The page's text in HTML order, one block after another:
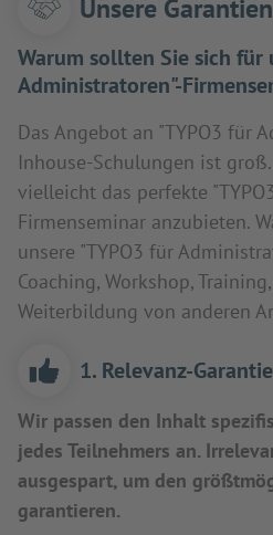
Unsere Garantien
Warum sollten Sie sich für
Administratoren"-
Das Angebot an "TYPO3 für
Inhouse-Schulungen ist
vielleicht das perfekte
Firmenseminar anzubieten.
unsere "TYPO3 für
Coaching, Workshop,
Weiterbildung von anderen
1. Relevanz-Garantie
Wir passen den Inhalt
jedes Teilnehmers an.
ausgespart, um den
garantieren.